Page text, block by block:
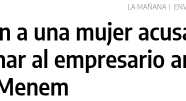
LA MAÑANA
a una mujer
al empresario